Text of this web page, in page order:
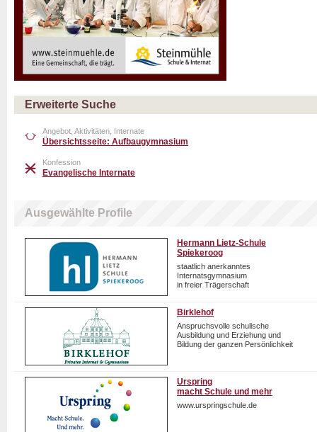
Erweiterte Suche
Angebot, Aktivitäten, Internate
Übersichtsseite: Aufbaugymnasium
Konfession
Evangelische Internate
Ausgewählte Profile
Hermann Lietz-Schule
Spiekeroog
staatlich anerkanntes
Internatsgymnasium
in freier Trägerschaft
Birklehof
Anspruchsvolle schulische
Ausbildung und Erziehung und
Bildung der ganzen Persönlichkeit
Urspring
macht Schule und mehr
www.urspringschule.de